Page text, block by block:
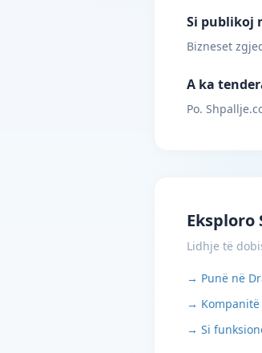
Si publikoj
Bizneset
A ka
Po.
Eksploro
Lidhje të
→ Punë në
→
→ Si